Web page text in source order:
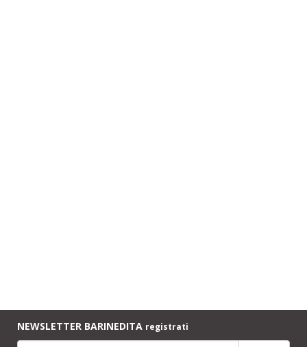
NEWSLETTER BARINEDITA registrati